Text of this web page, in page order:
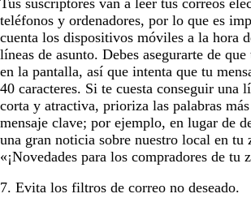
teléfonos y ordenadores, por lo que es
cuenta los dispositivos móviles a la hora
líneas de asunto. Debes asegurarte de
en la pantalla, así que intenta que tu
40 caracteres. Si te cuesta conseguir una
corta y atractiva, prioriza las palabras
mensaje clave; por ejemplo, en lugar de
una gran noticia sobre nuestro local en tu
«¡Novedades para los compradores de tu
7. Evita los filtros de correo no deseado.